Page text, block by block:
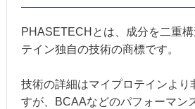
PHASETECHとは、成分を二重
テイン独自の技術の商標です。
技術の詳細はマイプロテインより
すが、BCAAなどのパフォーマン